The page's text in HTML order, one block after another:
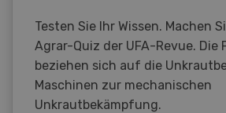
Testen Sie Ihr Wissen. Machen
Agrar-Quiz der UFA-Revue. Die
beziehen sich auf die
Maschinen zur mechanischen
Unkrautbekämpfung.